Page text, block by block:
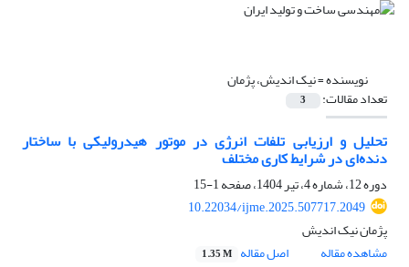
نویسنده =نیک اندیش، پژمان
تعداد مقالات: 3
تحلیل و ارزیابی تلفات انرژی در موتور هیدرولیکی با ساختار
دنده‌ای در شرایط کاری مختلف
دوره 12، شماره 4، تیر 1404، صفحه
1-15
10.22034/ijme.2025.507717.2049
پژمان نیک اندیش
مشاهده مقاله
اصل مقاله 1.35 M